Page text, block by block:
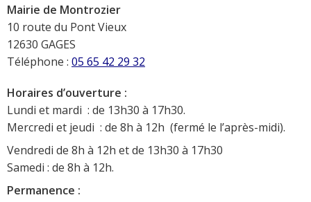
Mairie de Montrozier
10 route du Pont Vieux
12630 GAGES
Téléphone : 05 65 42 29 32
Horaires d’ouverture :
Lundi et mardi : de 13h30 à 17h30.
Mercredi et jeudi : de 8h à 12h (fermé le l’après-midi).
Vendredi de 8h à 12h et de 13h30 à 17h30
Samedi : de 8h à 12h.
Permanence :